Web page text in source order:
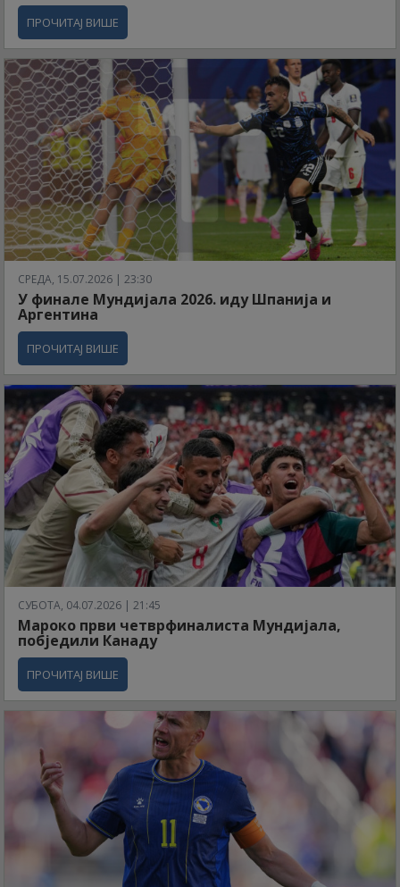
ПРОЧИТАЈ ВИШЕ
СРЕДА, 15.07.2026 | 23:30
У финале Мундијала 2026. иду Шпанија и
Аргентина
ПРОЧИТАЈ ВИШЕ
СУБОТА, 04.07.2026 | 21:45
Мароко први четврфиналиста Мундијала,
побједили Канаду
ПРОЧИТАЈ ВИШЕ